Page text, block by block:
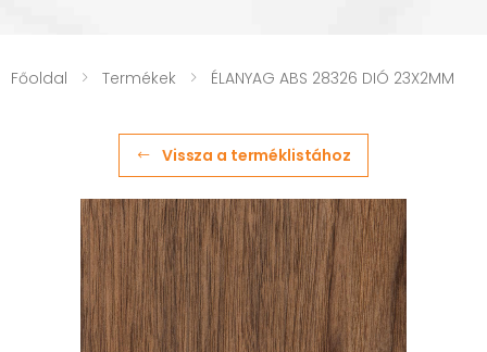
Főoldal Termékek ÉLANYAG ABS 28326 DIÓ 23X2MM
Vissza a terméklistához